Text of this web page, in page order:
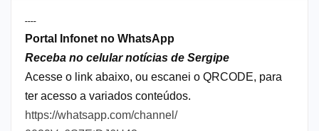
----
Portal Infonet no WhatsApp
Receba no celular notícias de Sergipe
Acesse o link abaixo, ou escanei o QRCODE, para
ter acesso a variados conteúdos.
https://whatsapp.com/channel/